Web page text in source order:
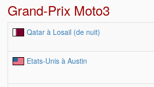
Grand-Prix Moto3
Qatar à Losail (de nuit)
Etats-Unis à Austin